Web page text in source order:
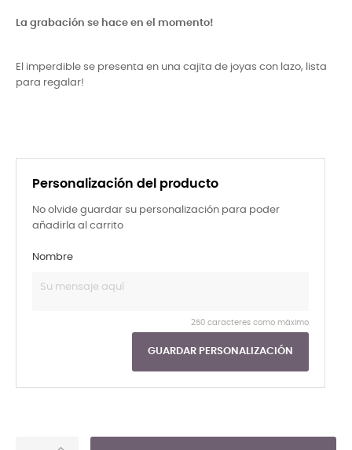
La grabación se hace en el momento!
El imperdible se presenta en una cajita de joyas con lazo, lista
para regalar!
Personalización del producto
No olvide guardar su personalización para poder
añadirla al carrito
Nombre
250 caracteres como máximo
GUARDAR PERSONALIZACIÓN